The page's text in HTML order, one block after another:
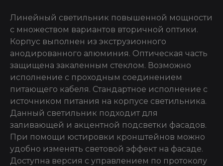
Линейный светильник повышенной мощности
с множеством вариантов вторичной оптики.
Корпус выполнен из экструзионного
анодированного алюминия. Оптическая часть
защищена закаленным стеклом. Возможно
исполнение с проходным соединением
питающего кабеля. Стандартное исполнение с
источником питания на корпусе светильника.
Данный светильник подходит для
заливающей и акцентной подсветки фасадов.
При помощи юстировки кронштейнов можно
удобно изменять световой эффект на фасаде.
Доступна версия с управлением по протоколу